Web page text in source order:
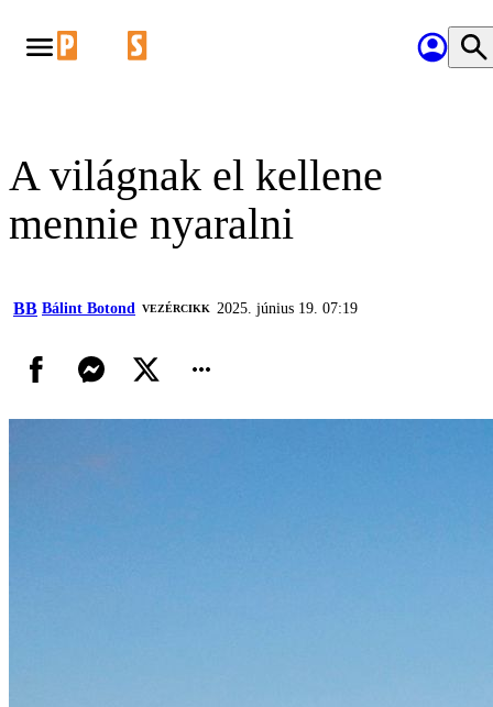
A világnak el kellene
mennie nyaralni
BB Bálint Botond VEZÉRCIKK 2025. június 19. 07:19